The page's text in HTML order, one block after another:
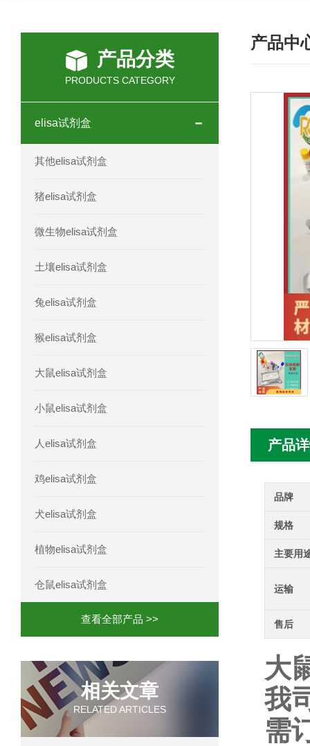
人全式钴氨素2(HTSB2)elisa试剂盒现
人鞘脂(SPH)elisa试剂盒现货速发
人抗卵巢抗体(Anti-OV Ab)elisa试剂盒
人蓝氏贾第虫(GL)elisa试剂盒厂家直销
人髓系细胞触发受体-1(TREM-1)elisa
产品分类
PRODUCTS CATEGORY
elisa试剂盒
其他elisa试剂盒
猪elisa试剂盒
微生物elisa试剂盒
土壤elisa试剂盒
兔elisa试剂盒
猴elisa试剂盒
大鼠elisa试剂盒
小鼠elisa试剂盒
人elisa试剂盒
鸡elisa试剂盒
犬elisa试剂盒
植物elisa试剂盒
仓鼠elisa试剂盒
查看全部产品 >>
相关文章
RELATED ARTICLES
产品中
产品
品牌
规格
主要用
运输
售后
大
我
需